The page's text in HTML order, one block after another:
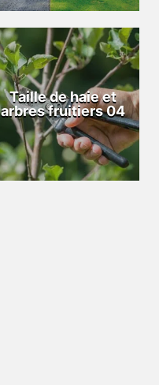
Taille de haie et
arbres fruitiers 04